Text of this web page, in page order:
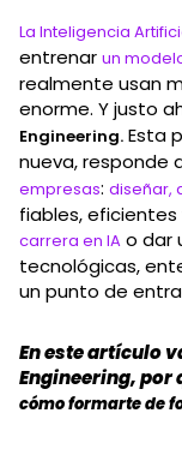
La Inteligencia
entrenar un
realmente usan
enorme. Y justo
Engineering. Esta
nueva, responde
empresas: diseñar,
fiables,
carrera en IA o dar
tecnológicas,
un punto de
En este artículo
Engineering, por
cómo formarte de